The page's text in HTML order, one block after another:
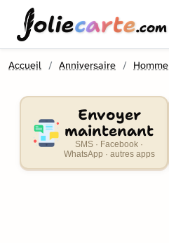
oliecarte.com
Accueil Anniversaire Homme
Envoyer
maintenant
SMS · Facebook ·
WhatsApp · autres apps